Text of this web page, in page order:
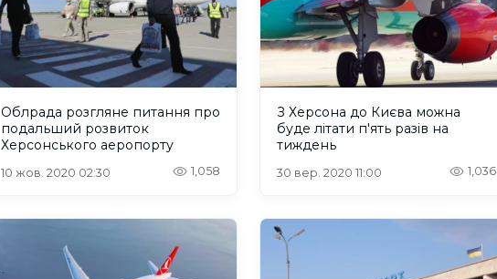
Облрада розгляне питання про
подальший розвиток
Херсонського аеропорту
10 жов. 2020 02:30 1,058
З Херсона до Києва можна
буде літати п'ять разів на
тиждень
30 вер. 2020 11:00 1,036